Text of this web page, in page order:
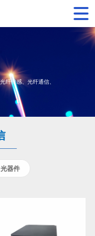
纤传感、光纤通信、
光器件